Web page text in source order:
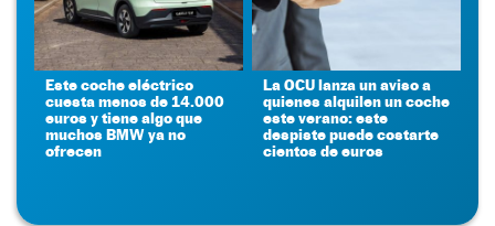
Este coche eléctrico
cuesta menos de 14.000
euros y tiene algo que
muchos BMW ya no
ofrecen
La OCU lanza un aviso a
quienes alquilen un coche
este verano: este
despiste puede costarte
cientos de euros